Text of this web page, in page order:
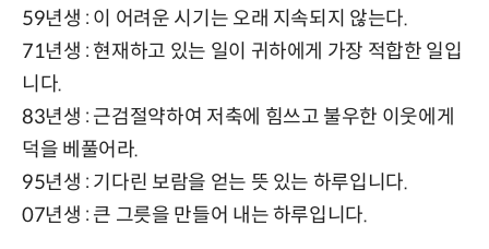
59년생 : 이 어려운 시기는 오래 지속되지 않는다.
71년생 : 현재하고 있는 일이 귀하에게 가장 적합한 일입
니다.
83년생 : 근검절약하여 저축에 힘쓰고 불우한 이웃에게
덕을 베풀어라.
95년생 : 기다린 보람을 얻는 뜻 있는 하루입니다.
07년생 : 큰 그릇을 만들어 내는 하루입니다.